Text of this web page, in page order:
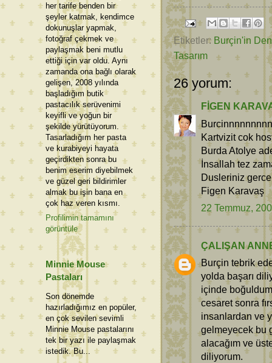
Etiketler: Burçin'in
Tasarım
26 yorum:
FİGEN
Kartvizit cok
Burda Atolye
İnsallah tez
Dusleriniz
Figen Karavaş
22 Temmuz,
ÇALIŞAN
Burçin tebrik
yolda başarı
içinde
cesaret sonra
insanlardan ve
gelmeyecek bu
alacağım ve
diliyorum.
her tarife benden bir
şeyler katmak, kendimce
dokunuşlar yapmak,
fotoğraf çekmek ve
paylaşmak beni mutlu
ettiği için var oldu. Aynı
zamanda ona bağlı olarak
gelişen, 2008 yılında
başladığım butik
pastacılık serüvenimi
keyifli ve yoğun bir
şekilde yürütüyorum.
Tasarladığım her pasta
ve kurabiyeyi hayata
geçirdikten sonra bu
benim eserim diyebilmek
ve güzel geri bildirimler
almak bu işin bana en
çok haz veren kısmı.
Profilimin tamamını
görüntüle
Minnie Mouse
Pastaları
Son dönemde
hazırladığımız en popüler,
en çok sevilen sevimli
Minnie Mouse pastalarını
tek bir yazı ile paylaşmak
istedik. Bu...